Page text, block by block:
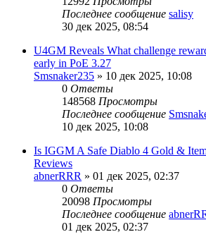
Последнее сообщение salisy
30 дек 2025, 08:54
U4GM Reveals What challenge
early in PoE 3.27
Smsnaker235 » 10 дек 2025, 10:08
0 Ответы
148568 Просмотры
Последнее сообщение
10 дек 2025, 10:08
Is IGGM A Safe Diablo 4 Gold &
Reviews
abnerRRR » 01 дек 2025, 02:37
0 Ответы
20098 Просмотры
Последнее сообщение
01 дек 2025, 02:37